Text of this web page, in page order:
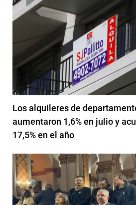
Los alquileres de
aumentaron 1,6% en julio y
17,5% en el año